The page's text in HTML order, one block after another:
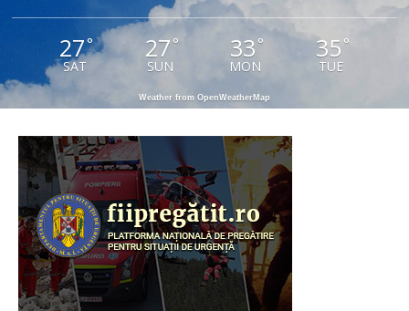
27°
SAT
27 °
SUN
33 °
MON
35 °
TUE
Weather from OpenWeatherMap